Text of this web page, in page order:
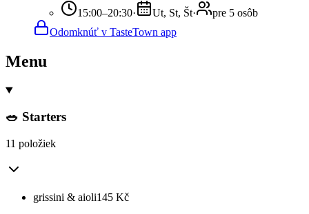
15:00–20:30· Ut, St, Št·
pre 5 osôb
Odomknúť v TasteTown app
Menu
🥗 Starters
11 položiek
grissini & aioli145 Kč